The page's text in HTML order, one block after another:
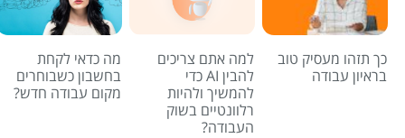
כך תזהו מעסיק טוב
בראיון עבודה
למה אתם צריכים
להבין AI כדי
להמשיך ולהיות
רלוונטיים בשוק
העבודה?
מה כדאי לקחת
בחשבון כשבוחרים
מקום עבודה חדש?